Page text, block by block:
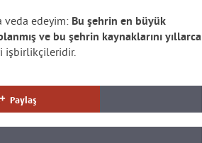
edeyim: Bu şehrin en büyük
ve bu şehrin kaynaklarını yıllarca
işbirlikçileridir.
Paylaş